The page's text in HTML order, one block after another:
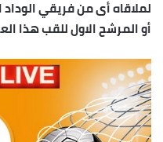
لملاقاه أى من فريقي
أو المرشح الاول للقب هذا